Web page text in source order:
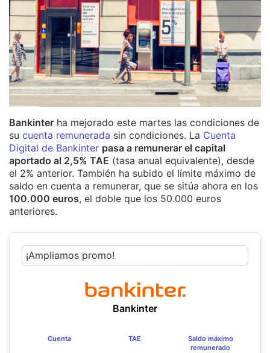
Bankinter ha mejorado este martes las condiciones de
su cuenta remunerada sin condiciones. La Cuenta
Digital de Bankinter pasa a remunerar el capital
aportado al 2,5% TAE (tasa anual equivalente), desde
el 2% anterior. También ha subido el límite máximo de
saldo en cuenta a remunerar, que se sitúa ahora en los
100.000 euros, el doble que los 50.000 euros
anteriores.
¡Ampliamos promo!
Bankinter
Cuenta TAE
Saldo máximo
remunerado